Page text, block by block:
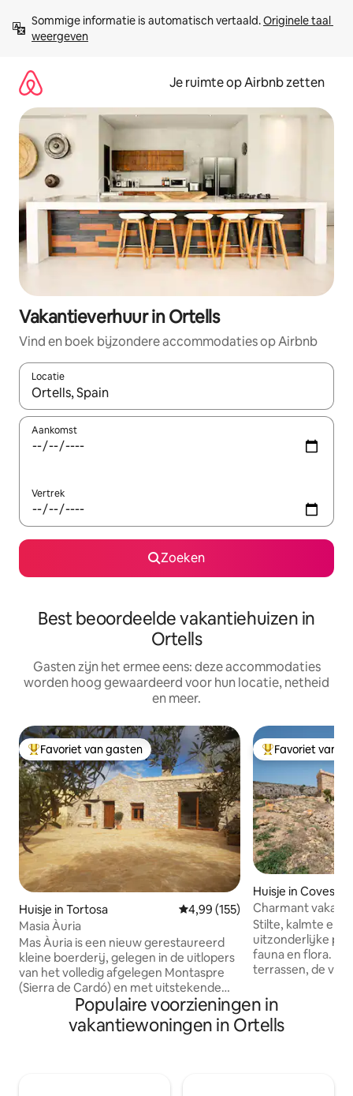
direct
naar
Sommige informatie is automatisch vertaald. Originele taal
weergeven
Je ruimte op Airbnb zetten
Vakantieverhuur in Ortells
Vind en boek bijzondere accommodaties op Airbnb
Locatie
Wanneer er suggesties beschikbaar zijn, maak je een keuze
Aankomst
Vertrek
Zoeken
Best beoordeelde vakantiehuizen in
Ortells
Gasten zijn het ermee eens: deze accommodaties
worden hoog gewaardeerd voor hun locatie, netheid
en meer.
Topfavoriet van gasten
Favoriet van gasten
Huisje in Tortosa Gemiddelde beoordeling van
4,99 (155)
Masia Àuria
Mas Àuria is een nieuw gerestaureerd
kleine boerderij, gelegen in de uitlopers
van het volledig afgelegen Montaspre
(Sierra de Cardó) en met uitstekende
panorama 's van de Massif dels Ports en
de Ebro Delta. Het is een idyllische plek
om te ontspannen en te genieten van
Topfavoriet van
Favoriet van
Huisje in Coves
Charmant
natuur Pura Vida
Stilte, kalmte en
uitzonderlijke
fauna en flora.
terrassen, de
diep adem! Op 400 meter van je huis ligt
een klein
Een
Populaire voorzieningen in
vakantiewoningen in Ortells